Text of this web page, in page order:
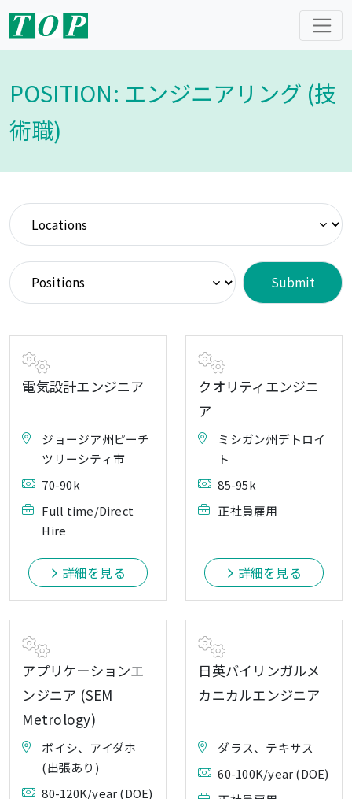
POSITION: エンジニアリング (技
術職)
電気設計エンジニア
ジョージア州ピーチ
ツリーシティ市
70-90k
Full time/Direct
Hire
詳細を見る
クオリティエンジニ
ア
ミシガン州デトロイ
ト
85-95k
正社員雇用
詳細を見る
アプリケーションエ
ンジニア (SEM
Metrology)
ボイシ、アイダホ
(出張あり)
80-120K/year (DOE)
日英バイリンガルメ
カニカルエンジニア
ダラス、テキサス
60-100K/year (DOE)